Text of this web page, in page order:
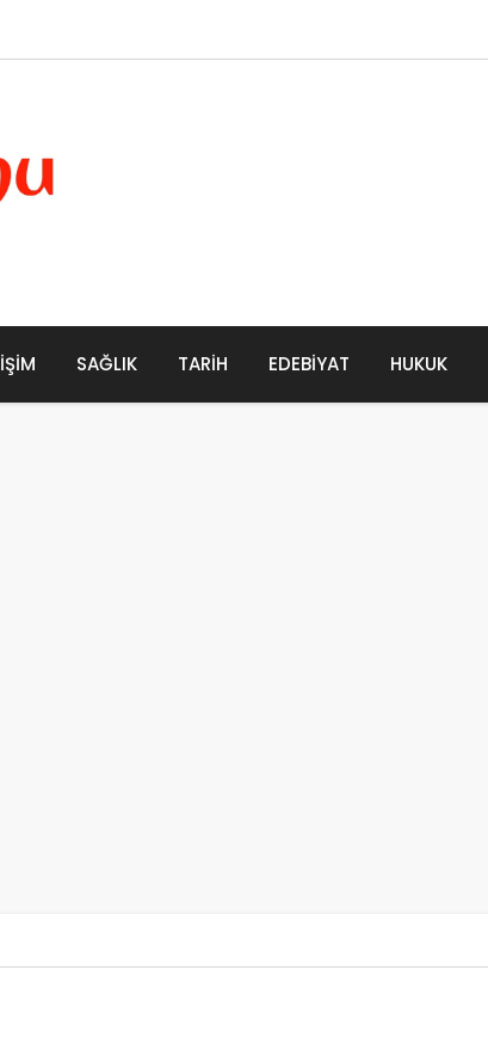
Donma
SAĞLIK TARIH EDEBIYAT HUKUK